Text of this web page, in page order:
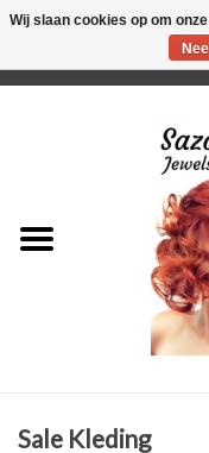
Just for Him
Plus Size Sieraden
Sale Kleding
Wij slaan cookies op om
Nee